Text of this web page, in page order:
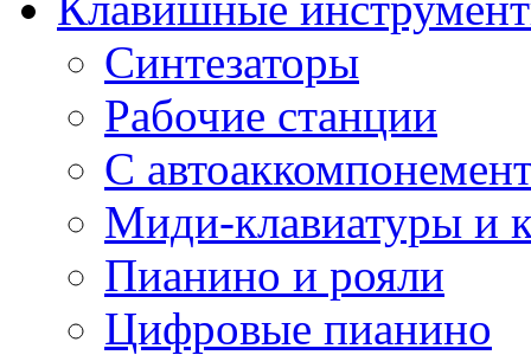
Синтезаторы
Рабочие станции
С
Миди-клавиатуры и
Пианино и рояли
Цифровые пианино